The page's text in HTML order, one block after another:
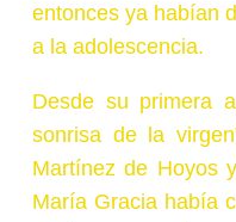
entonces ya habían
a la adolescencia.
Desde su primera
sonrisa de la
Martínez de Hoyos
María Gracia había